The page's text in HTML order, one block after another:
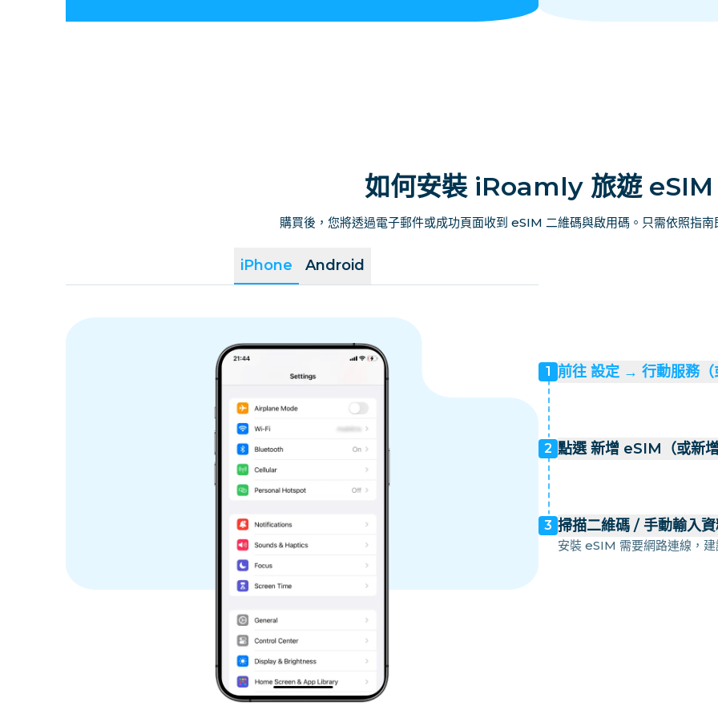
如何安裝 iRoamly 旅遊 eSIM
購買後，您將透過電子郵件或成功頁面收到 eSIM 二維碼與啟用碼。只需依照指南
iPhone Android
1 前往 設定 → 行動服務（
2 點選 新增 eSIM（或新增
3 掃描二維碼 / 手動輸入
安裝 eSIM 需要網路連線，